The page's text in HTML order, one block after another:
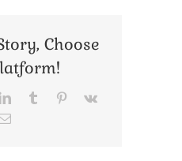
Choose
LinkedInTumblr Pinterest
Vk
E-